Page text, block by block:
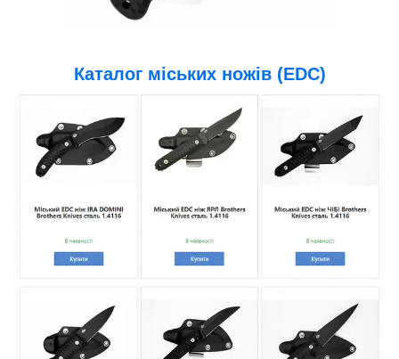
Каталог міських ножів (EDC)